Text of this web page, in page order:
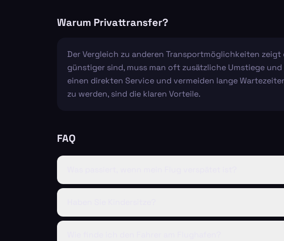
Warum Privattransfer?
Der Vergleich zu anderen Transportmöglichkeiten
günstiger sind, muss man oft zusätzliche Umstiege
einen direkten Service und vermeiden lange
zu werden, sind die klaren Vorteile.
FAQ